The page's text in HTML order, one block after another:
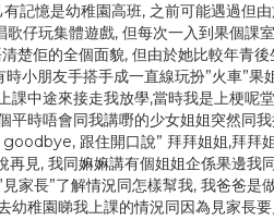
記憶是幼稚園高班, 之前可能遇過但
仔玩集體遊戲, 但每次一入到果個課
楚佢的全個面貌, 但由於她比較年青
小朋友手搭手成一直線玩扮”火車”
課中途來接走我放學,當時我是上梗呢
平時唔會同我講嘢的少女姐姐突然
跟住開口說” 拜拜姐姐,拜拜
再見, 我同嫲嫲講有個姐姐企係果邊我
家長”了解情況同怎樣幫我, 我爸爸
幼稚園睇我上課的情況同因為見家長